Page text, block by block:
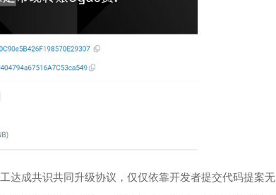
达成共识共同升级协议，仅仅依靠开发者提交代码提案无